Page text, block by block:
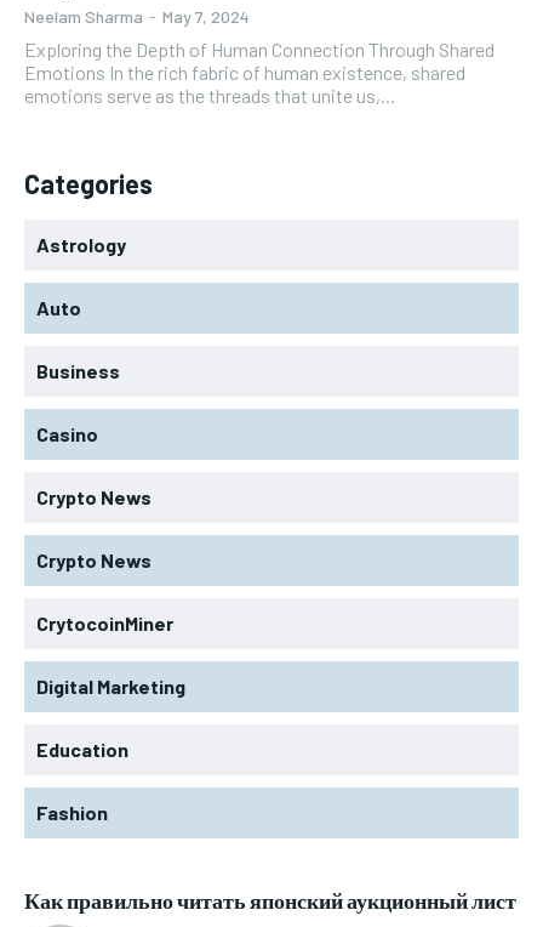
Neelam Sharma - May 7, 2024
Exploring the Depth of Human Connection Through Shared
Emotions In the rich fabric of human existence, shared
emotions serve as the threads that unite us,...
Categories
Astrology
Auto
Business
Casino
Crypto News
Crypto News
CrytocoinMiner
Digital Marketing
Education
Fashion
Как правильно читать японский аукционный лист